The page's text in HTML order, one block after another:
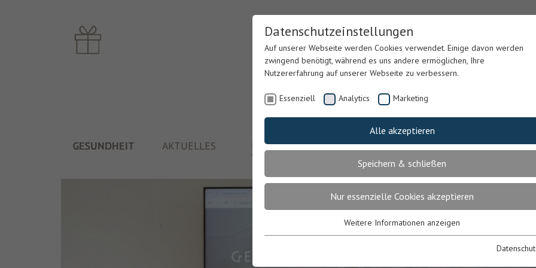
GESUNDHEIT AKTUELLES
PFLEGE &
THERAPIE
LEIB & SEELE PARKING
Datenschutzeinstellungen
Auf unserer Webseite werden Cookies verwendet. Einige davon werden
zwingend benötigt, während es uns andere ermöglichen, Ihre
Nutzererfahrung auf unserer Webseite zu verbessern.
Essenziell Analytics Marketing
Alle akzeptieren
Speichern & schließen
Nur essenzielle Cookies akzeptieren
Essenzielle Cookies werden für grundlegende Funktionen der Webseite
Weitere Informationen anzeigen